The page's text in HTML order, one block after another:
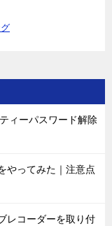
ィーパスワード解除
やってみた｜注意点
レコーダーを取り付